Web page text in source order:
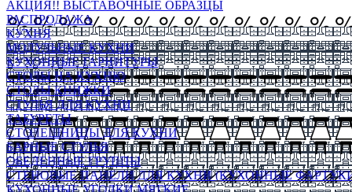
АКЦИЯ!! ВЫСТАВОЧНЫЕ ОБРАЗЦЫ
РАСПРОДАЖА
КУХНЯ
МОДУЛЬНЫЕ КУХНИ
КУХОННЫЕ ГАРНИТУРЫ
СТОЛЫ НА КУХНЮ
СТОЛЫ КНИЖКИ
СТУЛЬЯ ДЛЯ КУХНИ
ТАБУРЕТЫ
СТОЛЕШНИЦЫ ДЛЯ КУХНИ
БАРНЫЕ СТУЛЬЯ
ОБЕДЕННЫЕ ГРУППЫ
СТЕНОВЫЕ ПАНЕЛИ ДЛЯ КУХНИ (КУХОННЫЕ